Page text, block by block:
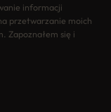
informacji
przetwarzanie moich
Zapoznałem się i